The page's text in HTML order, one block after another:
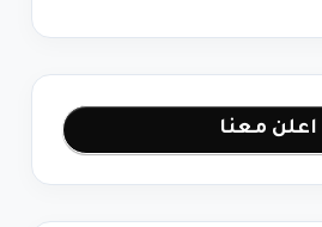
اعلن معنا